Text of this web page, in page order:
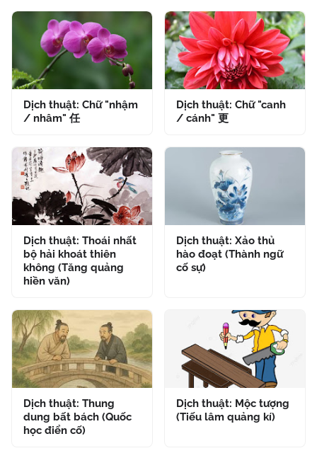
Dịch thuật: Chữ "nhậm
/ nhâm" 任
Dịch thuật: Chữ "canh
/ cánh" 更
Dịch thuật: Thoái nhất
bộ hải khoát thiên
không (Tăng quảng
hiền văn)
Dịch thuật: Xảo thủ
hào đoạt (Thành ngữ
cố sự)
Dịch thuật: Thung
dung bất bách (Quốc
học điển cố)
Dịch thuật: Mộc tượng
(Tiếu lâm quảng kí)